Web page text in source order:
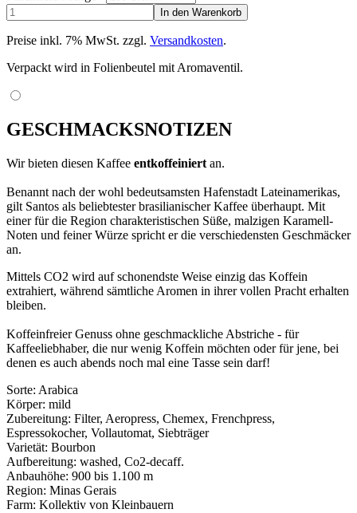
Preise inkl. 7% MwSt. zzgl. Versandkosten.
Verpackt wird in Folienbeutel mit Aromaventil.
GESCHMACKSNOTIZEN
Wir bieten diesen Kaffee entkoffeiniert an.
Benannt nach der wohl bedeutsamsten Hafenstadt Lateinamerikas,
gilt Santos als beliebtester brasilianischer Kaffee überhaupt. Mit
einer für die Region charakteristischen Süße, malzigen Karamell-
Noten und feiner Würze spricht er die verschiedensten Geschmäcker
an.
Mittels CO2 wird auf schonendste Weise einzig das Koffein
extrahiert, während sämtliche Aromen in ihrer vollen Pracht erhalten
bleiben.
Koffeinfreier Genuss ohne geschmackliche Abstriche - für
Kaffeeliebhaber, die nur wenig Koffein möchten oder für jene, bei
denen es auch abends noch mal eine Tasse sein darf!
Sorte: Arabica
Körper: mild
Zubereitung: Filter, Aeropress, Chemex, Frenchpress,
Espressokocher, Vollautomat, Siebträger
Varietät: Bourbon
Aufbereitung: washed, Co2-decaff.
Anbauhöhe: 900 bis 1.100 m
Region: Minas Gerais
Farm: Kollektiv von Kleinbauern